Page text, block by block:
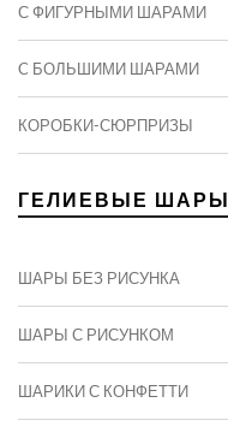
С ФИГУРНЫМИ ШАРАМИ
C БОЛЬШИМИ ШАРАМИ
КОРОБКИ-СЮРПРИЗЫ
ГЕЛИЕВЫЕ ШАРЫ
ШАРЫ БЕЗ РИСУНКА
ШАРЫ С РИСУНКОМ
ШАРИКИ С КОНФЕТТИ